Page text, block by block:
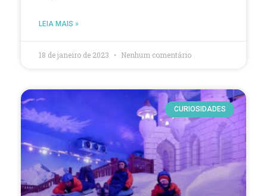
LEIA MAIS »
18 de janeiro de 2023 Nenhum comentário
CURIOSIDADES